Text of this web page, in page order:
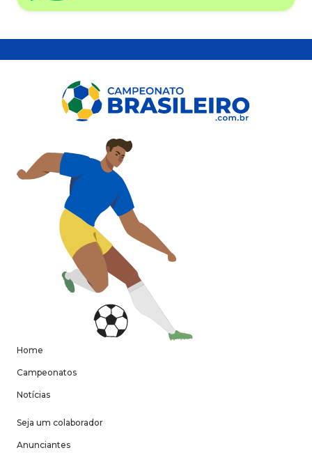
Home
Campeonatos
Notícias
Seja um colaborador
Anunciantes